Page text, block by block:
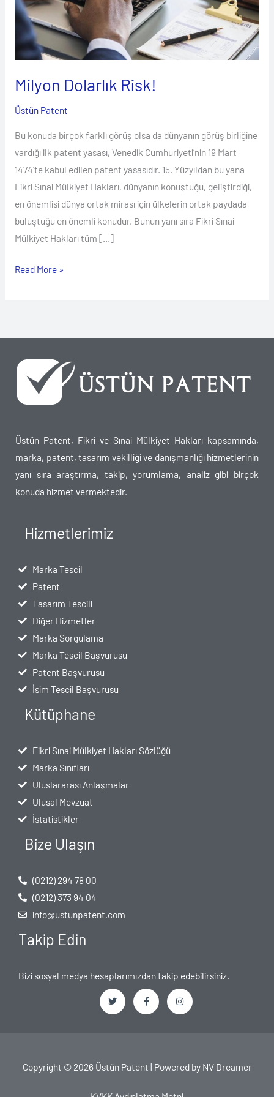
Milyon Dolarlık Risk!
Üstün Patent
Bu konuda birçok farklı görüş olsa da dünyanın görüş birliğine
vardığı ilk patent yasası, Venedik Cumhuriyeti’nin 19 Mart
1474’te kabul edilen patent yasasıdır. 15. Yüzyıldan bu yana
Fikri Sınai Mülkiyet Hakları, dünyanın konuştuğu, geliştirdiği,
en önemlisi dünya ortak mirası için ülkelerin ortak paydada
buluştuğu en önemli konudur. Bunun yanı sıra Fikri Sınai
Mülkiyet Hakları tüm […]
Read More »
Üstün Patent, Fikri ve Sınai Mülkiyet Hakları kapsamında,
marka, patent, tasarım vekilliği ve danışmanlığı hizmetlerinin
yanı sıra araştırma, takip, yorumlama, analiz gibi birçok
konuda hizmet vermektedir.
Hizmetlerimiz
Marka Tescil
Patent
Tasarım Tescili
Diğer Hizmetler
Marka Sorgulama
Marka Tescil Başvurusu
Patent Başvurusu
İsim Tescil Başvurusu
Kütüphane
Fikri Sınai Mülkiyet Hakları Sözlüğü
Marka Sınıfları
Uluslararası Anlaşmalar
Ulusal Mevzuat
İstatistikler
Bize Ulaşın
(0212) 294 78 00
(0212) 373 94 04
info@ustunpatent.com
Takip Edin
Bizi sosyal medya hesaplarımızdan takip edebilirsiniz.
T
r
F
o
f
I
r
Copyright © 2026 Üstün Patent | Powered by NV Dreamer